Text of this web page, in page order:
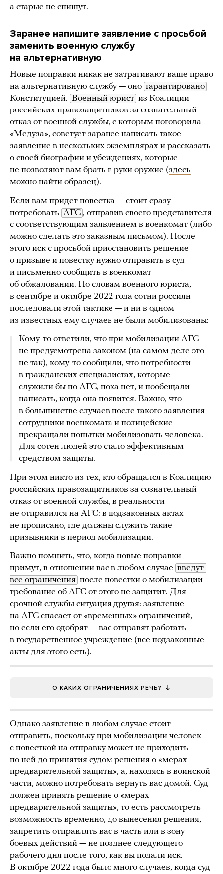
а старые не спишут.
Заранее напишите заявление с просьбой
заменить военную службу
на альтернативную
Новые поправки никак не затрагивают ваше право
на альтернативную службу — оно гарантировано
Конституцией. Военный юрист из Коалиции
российских правозащитников за сознательный
отказ от военной службы, с которым поговорила
«Медуза», советует заранее написать такое
заявление в нескольких экземплярах и рассказать
о своей биографии и убеждениях, которые
не позволяют вам брать в руки оружие (здесь
можно найти образец).
Если вам придет повестка — стоит сразу
потребовать АГС , отправив своего представителя
с соответствующим заявлением в военкомат (либо
можно сделать это заказным письмом). После
этого иск с просьбой приостановить решение
о призыве и повестку нужно отправить в суд
и письменно сообщить в военкомат
об обжаловании. По словам военного юриста,
в сентябре и октябре 2022 года сотни россиян
последовали этой тактике — и ни в одном
из известных ему случаев не были мобилизованы:
Кому-то ответили, что при мобилизации АГС
не предусмотрена законом (на самом деле это
не так), кому-то сообщили, что потребности
в гражданских специалистах, которые
служили бы по АГС, пока нет, и пообещали
написать, когда она появится. Важно, что
в большинстве случаев после такого заявления
сотрудники военкомата и полицейские
прекращали попытки мобилизовать человека.
Для сотен людей это стало эффективным
средством защиты.
При этом никто из тех, кто обращался в Коалицию
российских правозащитников за сознательный
отказ от военной службы, в реальности
не отправился на АГС: в подзаконных актах
не прописано, где должны служить такие
призывники в период мобилизации.
Важно помнить, что, когда новые поправки
примут, в отношении вас в любом случае введут
все ограничения после повестки о мобилизации —
требование об АГС от этого не защитит. Для
срочной службы ситуация другая: заявление
на АГС спасает от «временных» ограничений,
но если его одобрят — вас отправят работать
в государственное учреждение (все подзаконные
акты для этого есть).
О КАКИХ ОГРАНИЧЕНИЯХ РЕЧЬ?
Однако заявление в любом случае стоит
отправить, поскольку при мобилизации человек
с повесткой на отправку может не приходить
по ней до принятия судом решения о «мерах
предварительной защиты», а, находясь в воинской
части, можно потребовать вернуть вас домой. Суд
должен принять решение о «мерах
предварительной защиты», то есть рассмотреть
возможность временно, до вынесения решения,
запретить отправлять вас в часть или в зону
боевых действий — не позднее следующего
рабочего дня после того, как вы подали иск.
В октябре 2022 года было много случаев, когда суд